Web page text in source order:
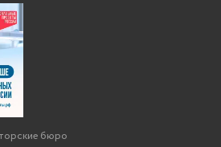
бюро